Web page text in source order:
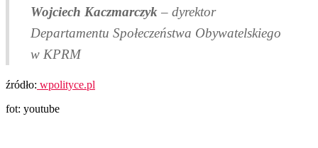
Wojciech Kaczmarczyk – dyrektor
Departamentu Społeczeństwa Obywatelskiego
w KPRM
źródło: wpolityce.pl
fot: youtube